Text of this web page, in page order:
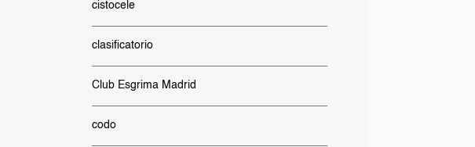
cistocele
clasificatorio
Club Esgrima Madrid
codo